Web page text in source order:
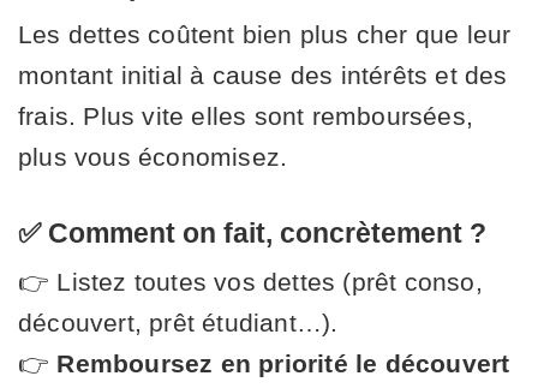
Les dettes coûtent bien plus cher que leur
montant initial à cause des intérêts et des
frais. Plus vite elles sont remboursées,
plus vous économisez.
✅ Comment on fait, concrètement ?
👉 Listez toutes vos dettes (prêt conso,
découvert, prêt étudiant…).
👉 Remboursez en priorité le découvert